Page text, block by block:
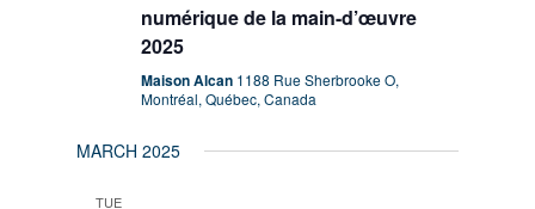
numérique de la main-d’œuvre
2025
Maison Alcan 1188 Rue Sherbrooke O,
Montréal, Québec, Canada
MARCH 2025
TUE